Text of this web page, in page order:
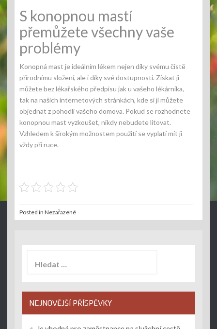
S konopnou mastí
přemůžete všechny vaše
problémy
Konopná mast je ideálním lékem nejen díky svému čistě
přírodnímu složení, ale i díky své dostupnosti. Získat ji
můžete bez lékařského předpisu jak u vašeho lékárníka,
tak na našich internetových stránkách, kde si ji můžete
objednat z pohodlí vašeho domova. Pokud se rozhodnete
konopnou mast vyzkoušet, nikdy nebudete litovat.
Vzhledem k širokým možnostem použití se vyplatí mít ji
vždy při ruce.
Posted in Nezařazené
NEJNOVĚJŠÍ PŘÍSPĚVKY